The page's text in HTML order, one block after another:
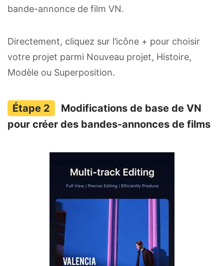
bande-annonce de film VN.
Directement, cliquez sur l’icône + pour choisir
votre projet parmi Nouveau projet, Histoire,
Modèle ou Superposition.
Modifications de base de VN
pour créer des bandes-annonces de films